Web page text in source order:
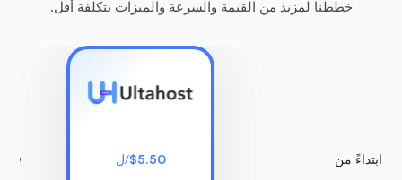
خططنا لمزيد من القيمة والسرعة والميزات بتكلفة أقل.
ابتداءً من $5.50/ل